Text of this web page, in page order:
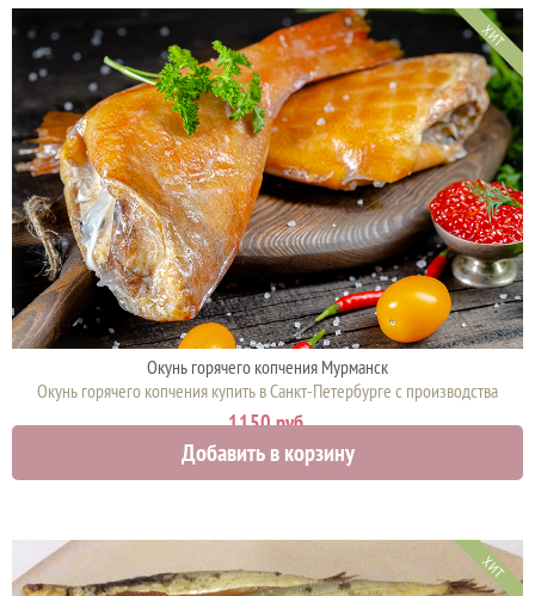
ХИТ
Окунь горячего копчения Мурманск
Окунь горячего копчения купить в Санкт-Петербурге с производства
1150 руб.
Добавить в корзину
ХИТ